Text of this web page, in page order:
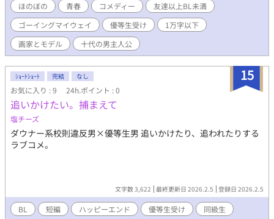
ほのぼの 青春 コメディー
友達以上BL未満
ゴーイングマイウェイ
優等生受け
1万字以下
画家とモデル
十代の男主人公
15
ｼｮｰﾄｼｮｰﾄ 完結 なし
お気に入り : 9 24h.ポイント : 0
追いかけたい。捕まえて
塩チーズ
ダウナー系校則違反男×優等生男 追いかけたり、追われたりする
ラブコメ。
文字数 3,622 最終更新日 2026.2.5 登録日 2026.2.5
BL 短編 ハッピーエンド 優等生受け
同級生